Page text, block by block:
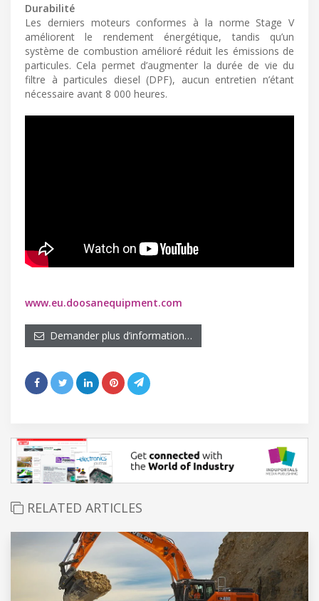
Durabilité
Les derniers moteurs conformes à la norme Stage V
améliorent le rendement énergétique, tandis qu’un
système de combustion amélioré réduit les émissions de
particules. Cela permet d’augmenter la durée de vie du
filtre à particules diesel (DPF), aucun entretien n’étant
nécessaire avant 8 000 heures.
www.eu.doosanequipment.com
Demander plus d’information…
RELATED ARTICLES